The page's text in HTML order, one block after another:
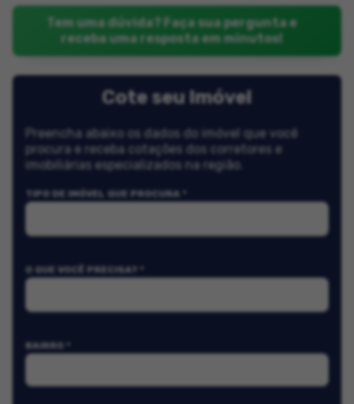
Tem uma dúvida? Faça sua pergunta e
receba uma resposta em minutos!
Cote seu Imóvel
Preencha abaixo os dados do imóvel que você
procura e receba cotações dos corretores e
imobiliárias especializados na região.
TIPO DE IMÓVEL QUE PROCURA *
O QUE VOCÊ PRECISA? *
BAIRRO *